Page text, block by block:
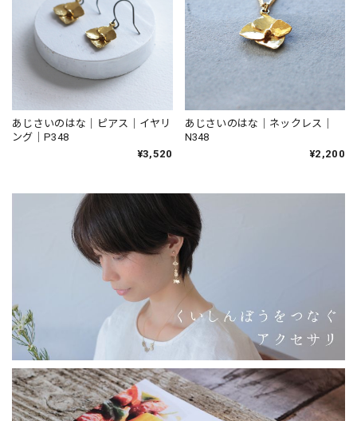
あじさいのはな｜ピアス｜イヤリ
ング｜P348
¥3,520
あじさいのはな｜ネックレス｜
N348
¥2,200